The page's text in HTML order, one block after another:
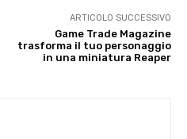
ARTICOLO SUCCESSIVO
Game Trade Magazine
trasforma il tuo personaggio
in una miniatura Reaper